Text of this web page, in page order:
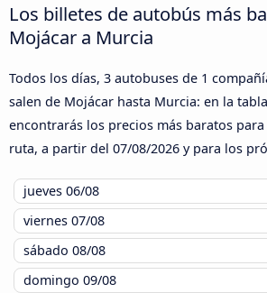
Los billetes de autobús más
Mojácar a Murcia
Todos los días, 3 autobuses de 1
salen de Mojácar hasta Murcia: en la
encontrarás los precios más baratos
ruta, a partir del 07/08/2026 y para los
jueves 06/08
viernes 07/08
sábado 08/08
domingo 09/08